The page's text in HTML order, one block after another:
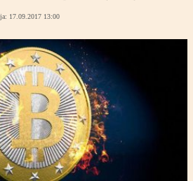
17.09.2017 13:00